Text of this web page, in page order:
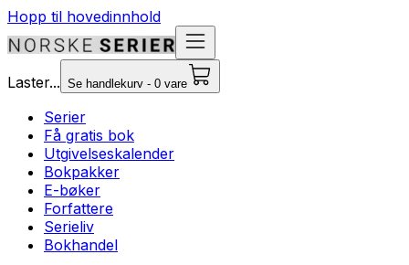
Hopp til hovedinnhold
Laster... Se handlekurv - 0 vare
Serier
Få gratis bok
Utgivelseskalender
Bokpakker
E-bøker
Forfattere
Serieliv
Bokhandel